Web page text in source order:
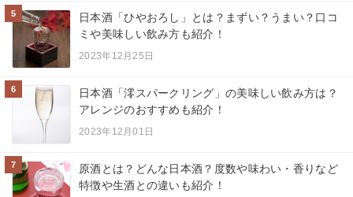
5
日本酒「ひやおろし」とは？まずい？うまい？口コ
ミや美味しい飲み方も紹介！
2023年12月25日
6
日本酒「澪スパークリング」の美味しい飲み方は？
アレンジのおすすめも紹介！
2023年12月01日
7
原酒とは？どんな日本酒？度数や味わい・香りなど
特徴や生酒との違いも紹介！